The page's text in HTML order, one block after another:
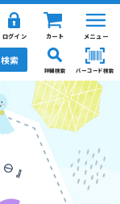
メニュー
カート
ログイン
検索
バーコード検索
詳細検索